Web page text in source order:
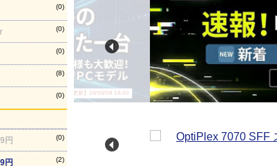
(0)
(0)
(0)
(8)
(0)
円 (0)
円 (2)
【最終更新】26/08/08 16:00